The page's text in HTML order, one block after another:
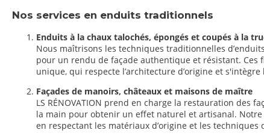
Nos services en enduits traditionnels
Enduits à la chaux talochés, épongés et coupés à la
Nous maîtrisons les techniques traditionnelles
pour un rendu de façade authentique et résistant.
unique, qui respecte l’architecture d’origine et
Façades de manoirs, châteaux et maisons de maître
LS RÉNOVATION prend en charge la restauration des
la main pour obtenir un effet naturel et artisanal.
en respectant les matériaux d’origine et les techniques